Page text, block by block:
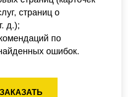
страниц о
д.);
по
ошибок.
ЗАКАЗАТЬ